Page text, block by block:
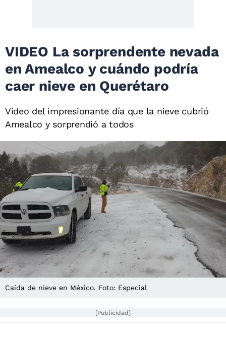
VIDEO La sorprendente nevada
en Amealco y cuándo podría
caer nieve en Querétaro
Video del impresionante día que la nieve cubrió
Amealco y sorprendió a todos
Caída de nieve en México. Foto: Especial
[Publicidad]